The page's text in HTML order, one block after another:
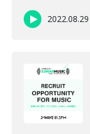
2022.08.29